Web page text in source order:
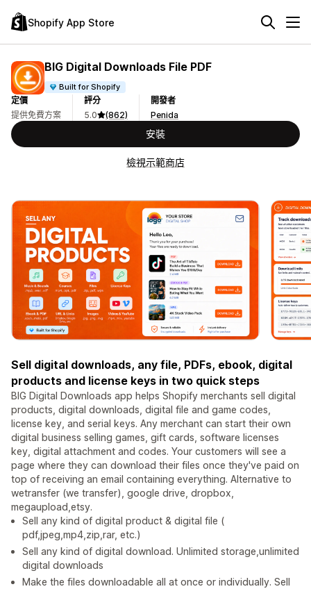
Shopify App Store
BIG Digital Downloads File PDF
Built for Shopify
定價
提供免費方案
評分
5.0
(862)
開發者
Penida
安裝
檢視示範商店
Sell digital downloads, any file, PDFs, ebook, digital
products and license keys in two quick steps
BIG Digital Downloads app helps Shopify merchants sell digital
products, digital downloads, digital file and game codes,
license key, and serial keys. Any merchant can start their own
digital business selling games, gift cards, software licenses
key, digital attachment and codes. Your customers will see a
page where they can download their files once they've paid on
top of receiving an email containing everything. Alternative to
wetransfer (we transfer), google drive, dropbox,
megaupload,etsy.
Sell any kind of digital product & digital file (
pdf,jpeg,mp4,zip,rar, etc.)
Sell any kind of digital download. Unlimited storage,unlimited
digital downloads
Make the files downloadable all at once or individually. Sell